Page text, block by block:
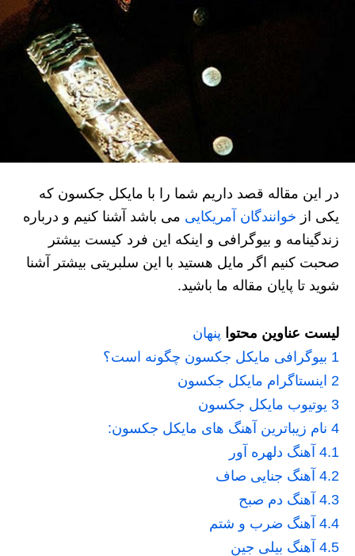
در این مقاله قصد داریم شما را با مایکل جکسون که
یکی از خوانندگان آمریکایی می باشد آشنا کنیم و درباره
زندگینامه و بیوگرافی و اینکه این فرد کیست بیشتر
صحبت کنیم اگر مایل هستید با این سلبریتی بیشتر آشنا
شوید تا پایان مقاله ما باشید.
لیست عناوین محتوا پنهان
1 بیوگرافی مایکل جکسون چگونه است؟
2 اینستاگرام مایکل جکسون
3 یوتیوب مایکل جکسون
4 نام زیباترین آهنگ های مایکل جکسون:
4.1 آهنگ دلهره آور
4.2 آهنگ جنایی صاف
4.3 آهنگ دم صبح
4.4 آهنگ ضرب و شتم
4.5 آهنگ بیلی جین